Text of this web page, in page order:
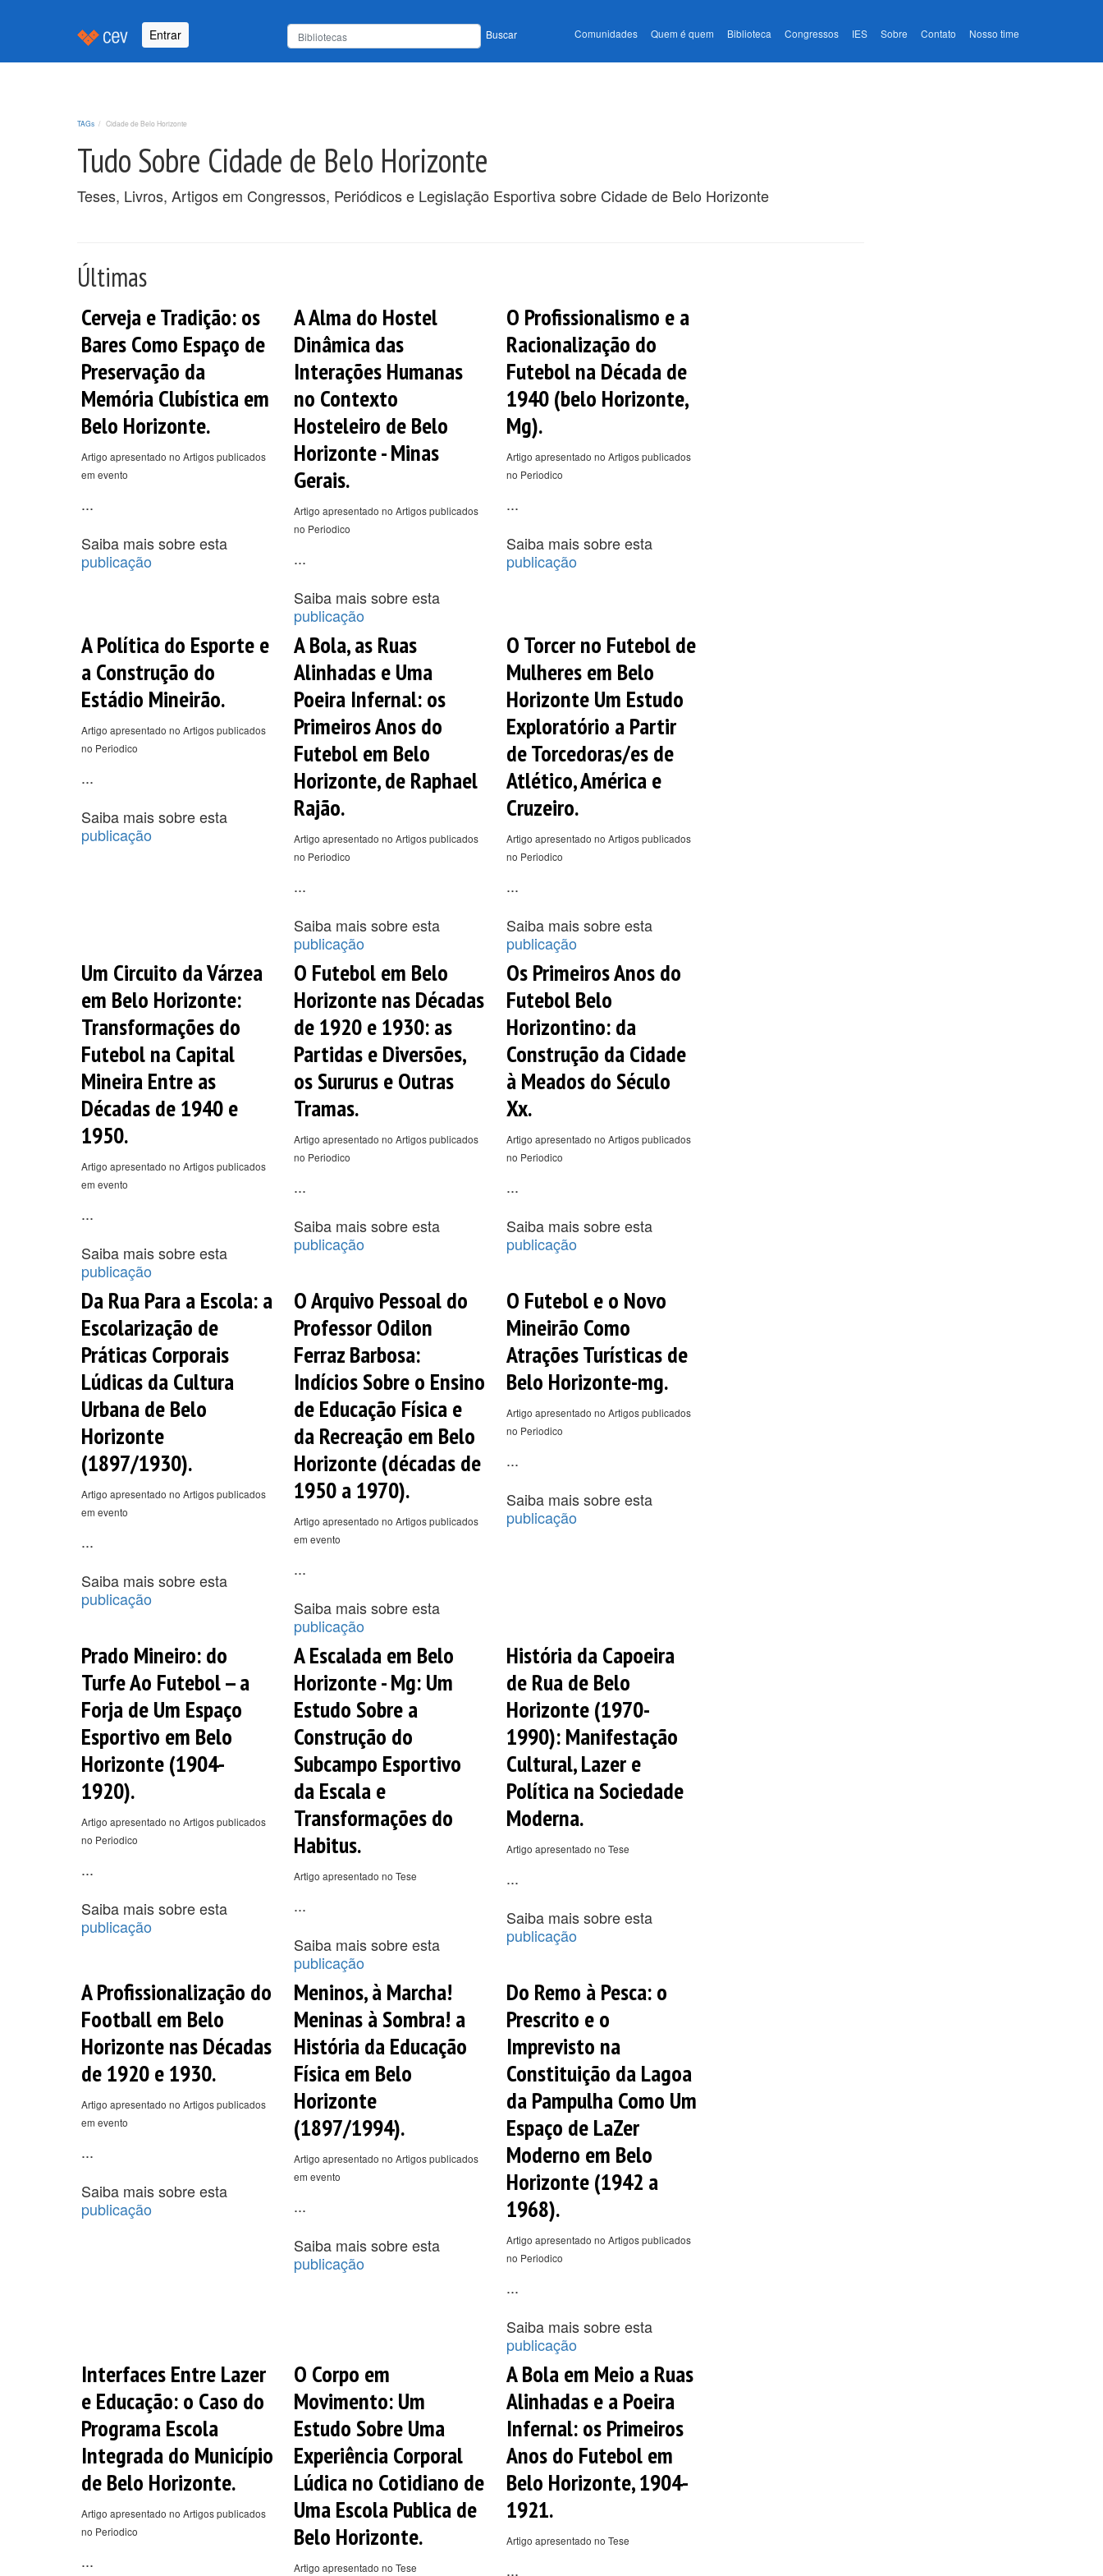
Entrar Buscar Comunidades Quem é quem Biblioteca Congressos IES Sobre Contato Nosso time
TAGs Cidade de Belo Horizonte
Tudo Sobre Cidade de Belo Horizonte
Teses, Livros, Artigos em Congressos, Periódicos e Legislação Esportiva sobre Cidade de Belo Horizonte
Últimas
Cerveja e Tradição: os
Bares Como Espaço de
Preservação da
Memória Clubística em
Belo Horizonte.
Artigo apresentado no Artigos publicados
em evento
...
Saiba mais sobre esta
publicação
A Alma do Hostel
Dinâmica das
Interações Humanas
no Contexto
Hosteleiro de Belo
Horizonte - Minas
Gerais.
Artigo apresentado no Artigos publicados
no Periodico
...
Saiba mais sobre esta
publicação
O Profissionalismo e a
Racionalização do
Futebol na Década de
1940 (belo Horizonte,
Mg).
Artigo apresentado no Artigos publicados
no Periodico
...
Saiba mais sobre esta
publicação
A Política do Esporte e
a Construção do
Estádio Mineirão.
Artigo apresentado no Artigos publicados
no Periodico
...
Saiba mais sobre esta
publicação
A Bola, as Ruas
Alinhadas e Uma
Poeira Infernal: os
Primeiros Anos do
Futebol em Belo
Horizonte, de Raphael
Rajão.
Artigo apresentado no Artigos publicados
no Periodico
...
Saiba mais sobre esta
publicação
O Torcer no Futebol de
Mulheres em Belo
Horizonte Um Estudo
Exploratório a Partir
de Torcedoras/es de
Atlético, América e
Cruzeiro.
Artigo apresentado no Artigos publicados
no Periodico
...
Saiba mais sobre esta
publicação
Um Circuito da Várzea
em Belo Horizonte:
Transformações do
Futebol na Capital
Mineira Entre as
Décadas de 1940 e
1950.
Artigo apresentado no Artigos publicados
em evento
...
Saiba mais sobre esta
publicação
O Futebol em Belo
Horizonte nas Décadas
de 1920 e 1930: as
Partidas e Diversões,
os Sururus e Outras
Tramas.
Artigo apresentado no Artigos publicados
no Periodico
...
Saiba mais sobre esta
publicação
Os Primeiros Anos do
Futebol Belo
Horizontino: da
Construção da Cidade
à Meados do Século
Xx.
Artigo apresentado no Artigos publicados
no Periodico
...
Saiba mais sobre esta
publicação
Da Rua Para a Escola: a
Escolarização de
Práticas Corporais
Lúdicas da Cultura
Urbana de Belo
Horizonte
(1897/1930).
Artigo apresentado no Artigos publicados
em evento
...
Saiba mais sobre esta
publicação
O Arquivo Pessoal do
Professor Odilon
Ferraz Barbosa:
Indícios Sobre o Ensino
de Educação Física e
da Recreação em Belo
Horizonte (décadas de
1950 a 1970).
Artigo apresentado no Artigos publicados
em evento
...
Saiba mais sobre esta
publicação
O Futebol e o Novo
Mineirão Como
Atrações Turísticas de
Belo Horizonte-mg.
Artigo apresentado no Artigos publicados
no Periodico
...
Saiba mais sobre esta
publicação
Prado Mineiro: do
Turfe Ao Futebol -- a
Forja de Um Espaço
Esportivo em Belo
Horizonte (1904-
1920).
Artigo apresentado no Artigos publicados
no Periodico
...
Saiba mais sobre esta
publicação
A Escalada em Belo
Horizonte - Mg: Um
Estudo Sobre a
Construção do
Subcampo Esportivo
da Escala e
Transformações do
Habitus.
Artigo apresentado no Tese
...
Saiba mais sobre esta
publicação
História da Capoeira
de Rua de Belo
Horizonte (1970-
1990): Manifestação
Cultural, Lazer e
Política na Sociedade
Moderna.
Artigo apresentado no Tese
...
Saiba mais sobre esta
publicação
A Profissionalização do
Football em Belo
Horizonte nas Décadas
de 1920 e 1930.
Artigo apresentado no Artigos publicados
em evento
...
Saiba mais sobre esta
publicação
Meninos, à Marcha!
Meninas à Sombra! a
História da Educação
Física em Belo
Horizonte
(1897/1994).
Artigo apresentado no Artigos publicados
em evento
...
Saiba mais sobre esta
publicação
Do Remo à Pesca: o
Prescrito e o
Imprevisto na
Constituição da Lagoa
da Pampulha Como Um
Espaço de LaZer
Moderno em Belo
Horizonte (1942 a
1968).
Artigo apresentado no Artigos publicados
no Periodico
...
Saiba mais sobre esta
publicação
Interfaces Entre Lazer
e Educação: o Caso do
Programa Escola
Integrada do Município
de Belo Horizonte.
Artigo apresentado no Artigos publicados
no Periodico
...
O Corpo em
Movimento: Um
Estudo Sobre Uma
Experiência Corporal
Lúdica no Cotidiano de
Uma Escola Publica de
Belo Horizonte.
Artigo apresentado no Tese
A Bola em Meio a Ruas
Alinhadas e a Poeira
Infernal: os Primeiros
Anos do Futebol em
Belo Horizonte, 1904-
1921.
Artigo apresentado no Tese
...